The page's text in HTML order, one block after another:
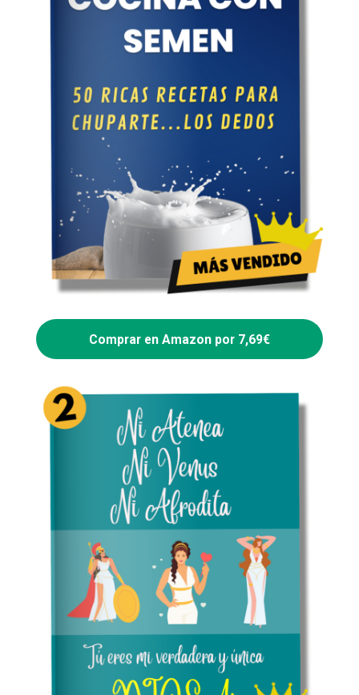
Comprar en Amazon por 7,69€